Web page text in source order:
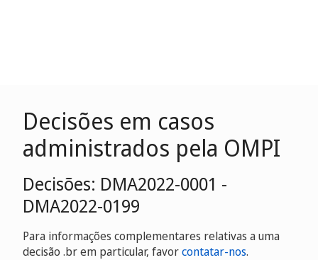
Decisões em casos
administrados pela OMPI
Decisões: DMA2022-0001 -
DMA2022-0199
Para informações complementares relativas a uma
decisão .br em particular, favorcontatar-nos.